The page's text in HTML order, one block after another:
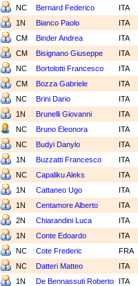
NC Bernard Federico
ITA
1N Bianco Paolo
ITA
CM Binder Andrea
ITA
CM Bisignano Giuseppe
ITA
NC Bortolotti Francesco
ITA
CM Bozza Gabriele
ITA
NC Brini Dario
ITA
1N Brunelli Giovanni
ITA
NC Bruno Eleonora
ITA
NC Budyi Danylo
ITA
1N Buzzatti Francesco
ITA
NC Capaliku Aleks
ITA
1N Cattaneo Ugo
ITA
1N Centamore Alberto
ITA
2N Chiarandini Luca
ITA
1N Conte Edoardo
ITA
NC Cote Frederic
FRA
NC Datteri Matteo
ITA
1N De Bennassuti Roberto
ITA